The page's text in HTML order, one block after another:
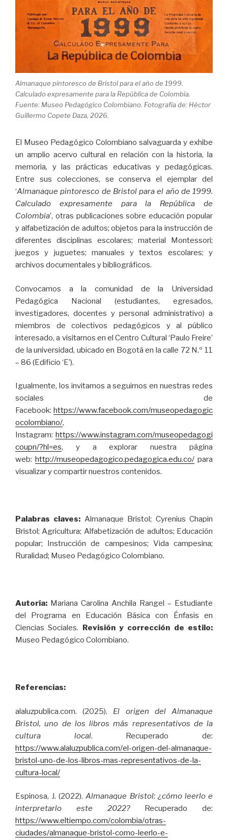
Almanaque pintoresco de Bristol para el año de 1999.
Calculado expresamente para la República de Colombia.
Fuente: Museo Pedagógico Colombiano. Fotografía de: Héctor
Guillermo Copete Daza, 2026.
El Museo Pedagógico Colombiano salvaguarda y exhibe
un amplio acervo cultural en relación con la historia, la
memoria, y las prácticas educativas y pedagógicas.
Entre sus colecciones, se conserva el ejemplar del
‘Almanaque pintoresco de Bristol para el año de 1999.
Calculado expresamente para la República de
Colombia’, otras publicaciones sobre educación popular
y alfabetización de adultos; objetos para la instrucción de
diferentes disciplinas escolares; material Montessori;
juegos y juguetes; manuales y textos escolares; y
archivos documentales y bibliográficos.
Convocamos a la comunidad de la Universidad
Pedagógica Nacional (estudiantes, egresados,
investigadores, docentes y personal administrativo) a
miembros de colectivos pedagógicos y al público
interesado, a visitarnos en el Centro Cultural ‘Paulo Freire’
de la universidad, ubicado en Bogotá en la calle 72 N.º 11
– 86 (Edificio ‘E’).
Igualmente, los invitamos a seguirnos en nuestras redes
sociales de
Facebook: https://www.facebook.com/museopedagogic
ocolombiano/,
Instagram: https://www.instagram.com/museopedagogi
coupn/?hl=es, y a explorar nuestra página
web: http://museopedagogico.pedagogica.edu.co/ para
visualizar y compartir nuestros contenidos.
Palabras claves: Almanaque Bristol; Cyrenius Chapin
Bristol; Agricultura; Alfabetización de adultos; Educación
popular; Instrucción de campesinos; Vida campesina;
Ruralidad; Museo Pedagógico Colombiano.
Autoría: Mariana Carolina Anchila Rangel – Estudiante
del Programa en Educación Básica con Énfasis en
Ciencias Sociales. Revisión y corrección de estilo:
Museo Pedagógico Colombiano.
Referencias:
alaluzpublica.com. (2025). El origen del Almanaque
Bristol, uno de los libros más representativos de la
cultura local. Recuperado de:
https://www.alaluzpublica.com/el-origen-del-almanaque-
bristol-uno-de-los-libros-mas-representativos-de-la-
cultura-local/
Espinosa, J. (2022).Almanaque Bristol: ¿cómo leerlo e
interpretarlo este 2022?Recuperado de:
https://www.eltiempo.com/colombia/otras-
ciudades/almanaque-bristol-como-leerlo-e-